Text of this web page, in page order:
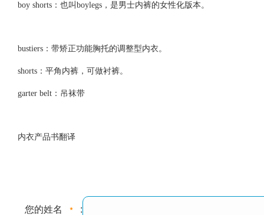
boy shorts：也叫boylegs，是男士内裤的女性化版本。
bustiers：带矫正功能胸托的调整型内衣。
shorts：平角内裤，可做衬裤。
garter belt：吊袜带
内衣产品书翻译
您的姓名 :